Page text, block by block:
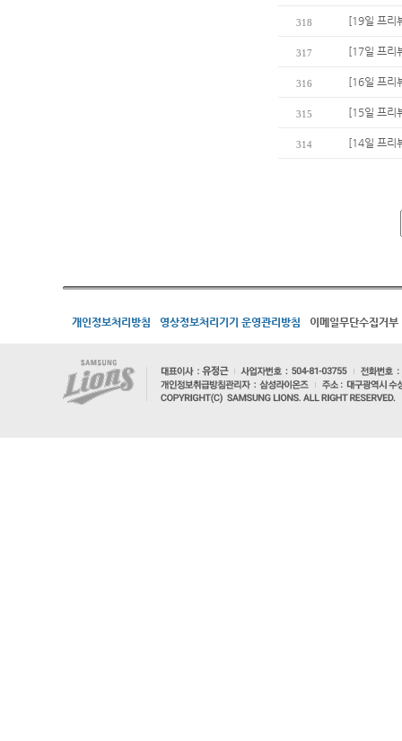
318 [19일 프리
317 [17일 프리
316 [16일 프리
315 [15일 프리
314 [14일 프리
개인정보처리방침 영상정보처리기기 운영관리방침 이메일무단수집거부